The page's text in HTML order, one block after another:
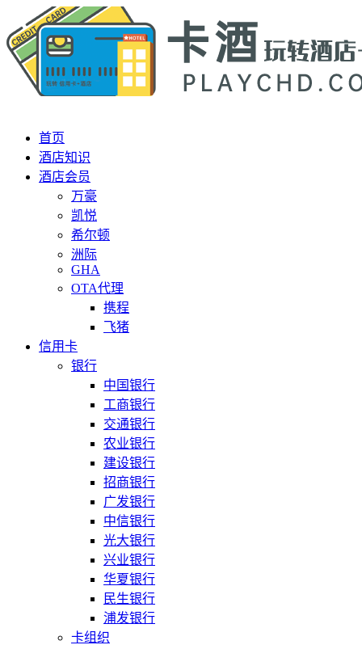
首页
酒店知识
酒店会员
万豪
凯悦
希尔顿
洲际
GHA
OTA代理
携程
飞猪
信用卡
银行
中国银行
工商银行
交通银行
农业银行
建设银行
招商银行
广发银行
中信银行
光大银行
兴业银行
华夏银行
民生银行
浦发银行
卡组织